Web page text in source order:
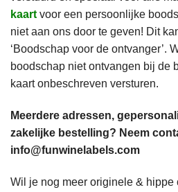
kaart voor een persoonlijke
niet aan ons door te geven! Dit
‘Boodschap voor de ontvanger’.
boodschap niet ontvangen bij de
kaart onbeschreven versturen.
Meerdere adressen,
zakelijke bestelling? Neem
info@funwinelabels.com
Wil je nog meer originele & hippe